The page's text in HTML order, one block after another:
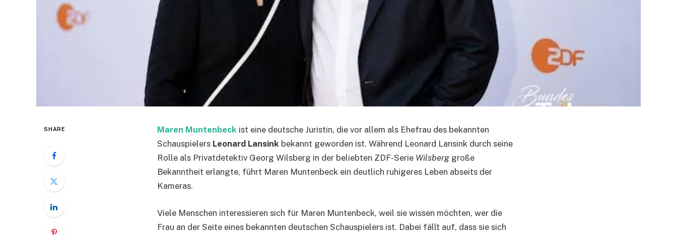
SHARE Maren Muntenbeck ist eine deutsche Juristin, die vor allem als Ehefrau des bekannten
Schauspielers Leonard Lansink bekannt geworden ist. Während Leonard Lansink durch seine
Rolle als Privatdetektiv Georg Wilsberg in der beliebten ZDF-Serie Wilsberg große
Bekanntheit erlangte, führt Maren Muntenbeck ein deutlich ruhigeres Leben abseits der
Kameras.
Viele Menschen interessieren sich für Maren Muntenbeck, weil sie wissen möchten, wer die
Frau an der Seite eines bekannten deutschen Schauspielers ist. Dabei fällt auf, dass sie sich